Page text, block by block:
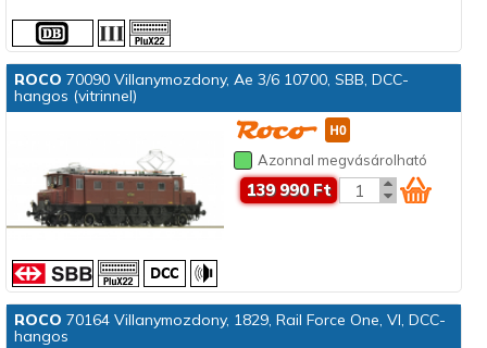
ROCO 70090 Villanymozdony, Ae 3/6 10700, SBB, DCC-
hangos (vitrinnel)
Azonnal megvásárolható
139 990 Ft
ROCO 70164 Villanymozdony, 1829, Rail Force One, VI, DCC-
hangos